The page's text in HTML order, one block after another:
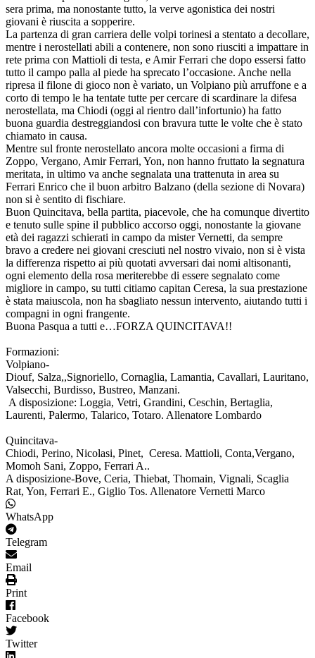
sera prima, ma nonostante tutto, la verve agonistica dei nostri
giovani è riuscita a sopperire.
La partenza di gran carriera delle volpi torinesi a stentato a decollare,
mentre i nerostellati abili a contenere, non sono riusciti a impattare in
rete prima con Mattioli di testa, e Amir Ferrari che dopo essersi fatto
tutto il campo palla al piede ha sprecato l’occasione. Anche nella
ripresa il filone di gioco non è variato, un Volpiano più arruffone e a
corto di tempo le ha tentate tutte per cercare di scardinare la difesa
nerostellata, ma Chiodi (oggi al rientro dall’infortunio) ha fatto
buona guardia destreggiandosi con bravura tutte le volte che è stato
chiamato in causa.
Mentre sul fronte nerostellato ancora molte occasioni a firma di
Zoppo, Vergano, Amir Ferrari, Yon, non hanno fruttato la segnatura
meritata, in ultimo va anche segnalata una trattenuta in area su
Ferrari Enrico che il buon arbitro Balzano (della sezione di Novara)
non si è sentito di fischiare.
Buon Quincitava, bella partita, piacevole, che ha comunque divertito
e tenuto sulle spine il pubblico accorso oggi, nonostante la giovane
età dei ragazzi schierati in campo da mister Vernetti, da sempre
bravo a credere nei giovani cresciuti nel nostro vivaio, non si è vista
la differenza rispetto ai più quotati avversari dai nomi altisonanti,
ogni elemento della rosa meriterebbe di essere segnalato come
migliore in campo, su tutti citiamo capitan Ceresa, la sua prestazione
è stata maiuscola, non ha sbagliato nessun intervento, aiutando tutti i
compagni in ogni frangente.
Buona Pasqua a tutti e…FORZA QUINCITAVA!!
Formazioni:
Volpiano-
Diouf, Salza,,Signoriello, Cornaglia, Lamantia, Cavallari, Lauritano,
Valsecchi, Burdisso, Bustreo, Manzani.
A disposizione: Loggia, Vetri, Grandini, Ceschin, Bertaglia,
Laurenti, Palermo, Talarico, Totaro. Allenatore Lombardo
Quincitava-
Chiodi, Perino, Nicolasi, Pinet, Ceresa. Mattioli, Conta,Vergano,
Momoh Sani, Zoppo, Ferrari A..
A disposizione-Bove, Ceria, Thiebat, Thomain, Vignali, Scaglia
Rat, Yon, Ferrari E., Giglio Tos. Allenatore Vernetti Marco
WhatsApp
Telegram
Email
Print
Facebook
Twitter